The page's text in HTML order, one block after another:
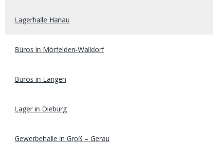
Lagerhalle Hanau
Büros in Mörfelden-Walldorf
Büros in Langen
Lager in Dieburg
Gewerbehalle in Groß – Gerau